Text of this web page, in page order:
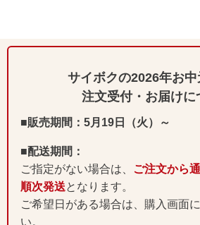
サイボクの2026年お中
注文受付・お届けに
■販売期間：5月19日（火）～
■配送期間：
ご指定がない場合は、 ご注文から
順次発送となります。
ご希望日がある場合は、購入画面
い。